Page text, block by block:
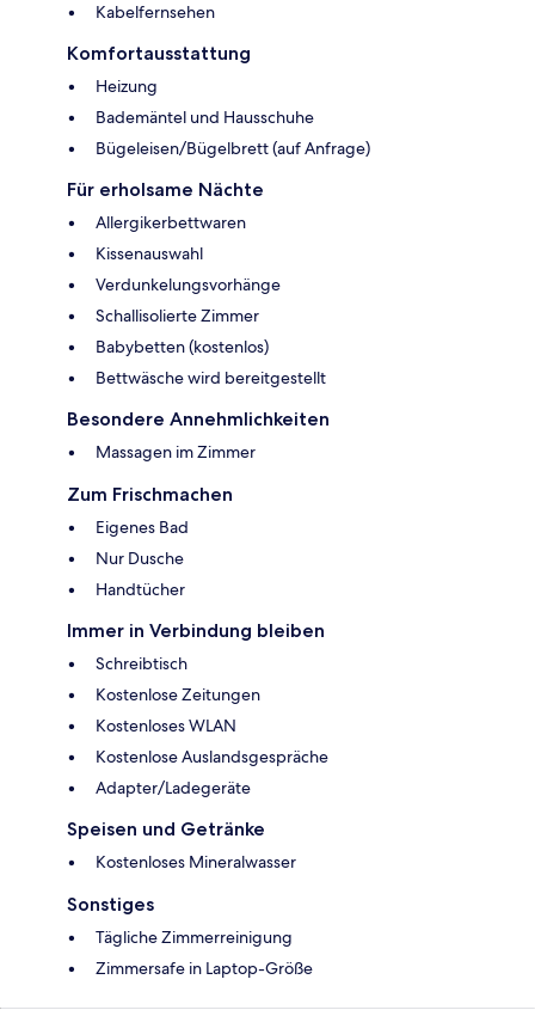
Kabelfernsehen
Komfortausstattung
Heizung
Bademäntel und Hausschuhe
Bügeleisen/Bügelbrett (auf Anfrage)
Für erholsame Nächte
Allergikerbettwaren
Kissenauswahl
Verdunkelungsvorhänge
Schallisolierte Zimmer
Babybetten (kostenlos)
Bettwäsche wird bereitgestellt
Besondere Annehmlichkeiten
Massagen im Zimmer
Zum Frischmachen
Eigenes Bad
Nur Dusche
Handtücher
Immer in Verbindung bleiben
Schreibtisch
Kostenlose Zeitungen
Kostenloses WLAN
Kostenlose Auslandsgespräche
Adapter/Ladegeräte
Speisen und Getränke
Kostenloses Mineralwasser
Sonstiges
Tägliche Zimmerreinigung
Zimmersafe in Laptop-Größe